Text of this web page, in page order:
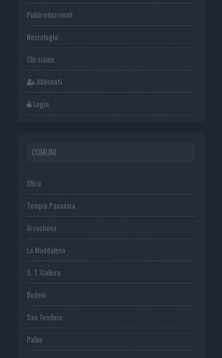
Publiredazionali
Necrologie
Chi siamo
Abbonati
Login
COMUNI
Olbia
Tempio Pausania
Arzachena
La Maddalena
S. T. Gallura
Budoni
San Teodoro
Palau